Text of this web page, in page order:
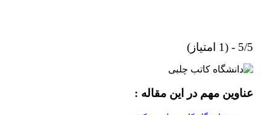
5/5 - (1 امتیاز)
عناوین مهم در این مقاله :